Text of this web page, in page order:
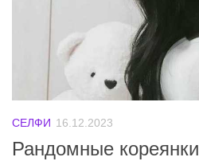
СЕЛФИ 16.12.2023
Рандомные кореянки